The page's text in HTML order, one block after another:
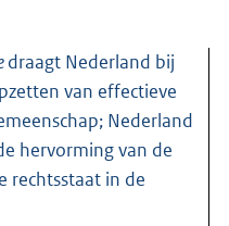
draagt Nederland bij
van effectieve
Nederland
hervorming van de
rechtsstaat in de